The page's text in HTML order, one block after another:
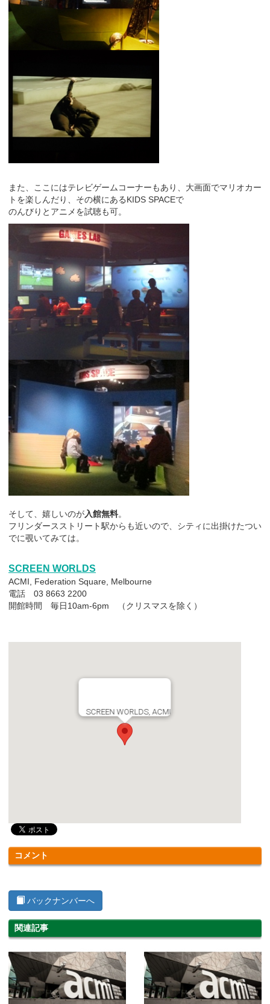
また、ここにはテレビゲームコーナーもあり、大画面でマリオカー
トを楽しんだり、その横にあるKIDS SPACEで
のんびりとアニメを試聴も可。
そして、嬉しいのが入館無料。
フリンダースストリート駅からも近いので、シティに出掛けたつい
でに覗いてみては。
SCREEN WORLDS
ACMI, Federation Square, Melbourne
電話 03 8663 2200
開館時間 毎日10am-6pm （クリスマスを除く）
SCREEN WORLDS, ACMI
コメント
バックナンバーへ
関連記事